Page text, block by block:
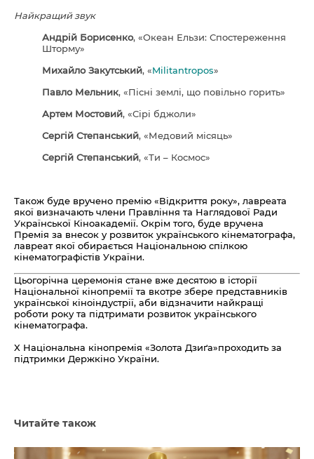
Найкращий звук
Андрій Борисенко, «Океан Ельзи: Спостереження
Шторму»
Михайло Закутський, «Militantropos»
Павло Мельник, «Пісні землі, що повільно горить»
Артем Мостовий, «Сірі бджоли»
Сергій Степанський, «Медовий місяць»
Сергій Степанський, «Ти – Космос»
Також буде вручено премію «Відкриття року», лавреата
якої визначають члени Правління та Наглядової Ради
Української Кіноакадемії. Окрім того, буде вручена
Премія за внесок у розвиток українського кінематографа,
лавреат якої обирається Національною спілкою
кінематографістів України.
Цьогорічна церемонія стане вже десятою в історії
Національної кінопремії та вкотре збере представників
української кіноіндустрії, аби відзначити найкращі
роботи року та підтримати розвиток українського
кінематографа.
X Національна кінопремія «Золота Дзиґа»проходить за
підтримки Держкіно України.
Читайте також